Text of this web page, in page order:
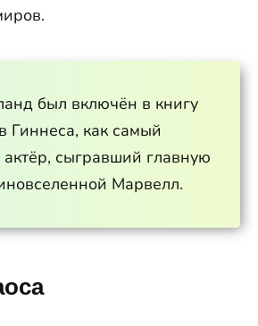
был включён в книгу
Гиннеса, как самый
сыгравший главную
Марвелл.